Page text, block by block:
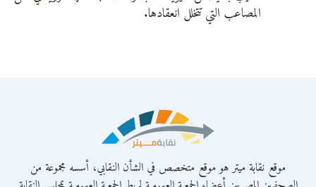
المصاعب التي تتخلل انعقادها.
موقع نقابة ميتر هو موقع متخصص في الشأن النقابي، أسسه مجموعة من